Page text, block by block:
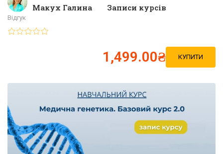
Макух Галина Записи курсів
Відгук
1,499.00₴ КУПИТИ